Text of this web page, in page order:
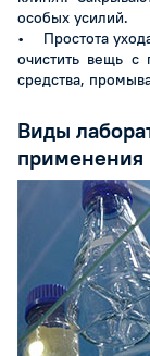
особых усилий.
• Простота
очистить вещь
средства,
Виды
применения